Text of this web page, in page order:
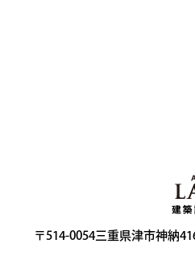
〒514-0054三重県津市神納